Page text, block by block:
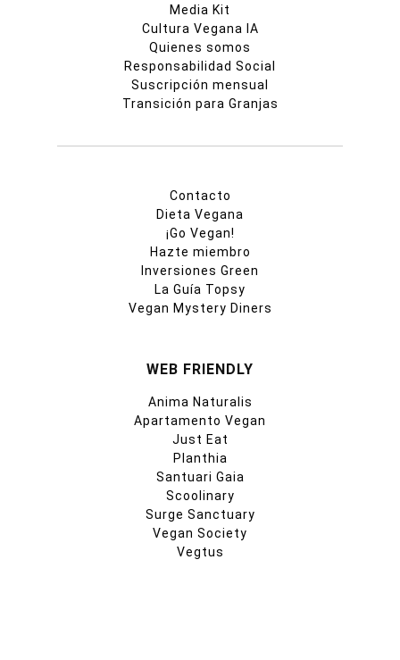
Media Kit
Cultura Vegana IA
Quienes somos
Responsabilidad Social
Suscripción mensual
Transición para Granjas
Contacto
Dieta Vegana
¡Go Vegan!
Hazte miembro
Inversiones Green
La Guía Topsy
Vegan Mystery Diners
WEB FRIENDLY
Anima Naturalis
Apartamento Vegan
Just Eat
Planthia
Santuari Gaia
Scoolinary
Surge Sanctuary
Vegan Society
Vegtus